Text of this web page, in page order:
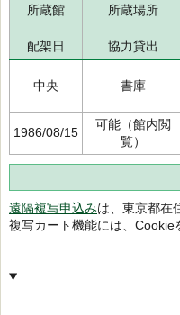
所蔵館 所蔵場所
配架日 協力貸出
中央 書庫
1986/08/15
可能（館内閲
覧）
遠隔複写申込みは、東京都在
複写カート機能には、